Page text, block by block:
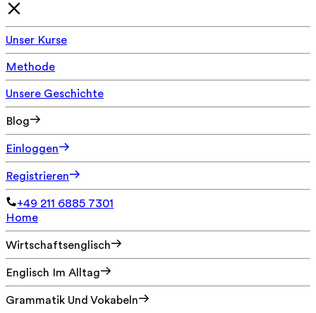
Unser Kurse
Methode
Unsere Geschichte
Blog
Einloggen
Registrieren
+49 211 6885 7301
Home
Wirtschaftsenglisch
Englisch Im Alltag
Grammatik Und Vokabeln